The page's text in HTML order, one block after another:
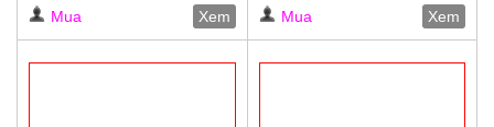
Mua Xem Mua Xem